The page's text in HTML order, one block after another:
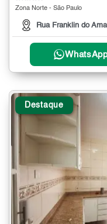
Zona Norte - São Paulo
Rua Franklin do
Destaque